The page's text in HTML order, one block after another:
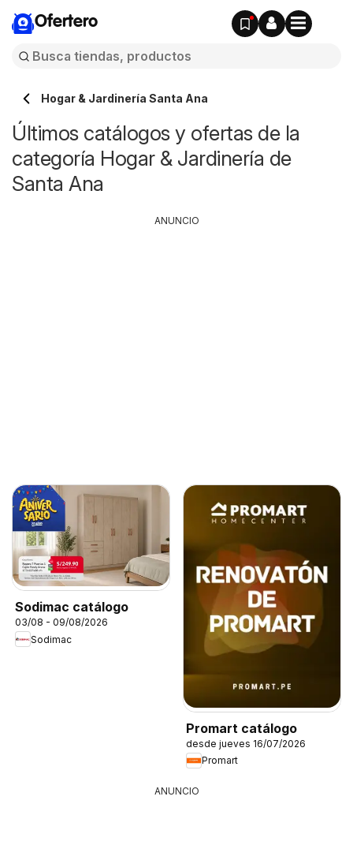
Ofertero
Hogar & Jardinería Santa Ana
Últimos catálogos y ofertas de la
categoría Hogar & Jardinería de
Santa Ana
Sodimac catálogo
03/08 - 09/08/2026
Sodimac
Promart catálogo
desde jueves 16/07/2026
Promart
ANUNCIO
ANUNCIO